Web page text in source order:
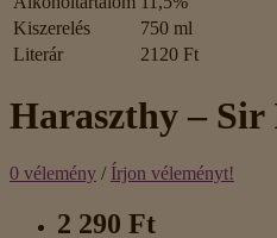
Kiszerelés
750 ml
Literár
2120 Ft
Haraszthy – Sir
0 vélemény / Írjon véleményt!
2 290 Ft